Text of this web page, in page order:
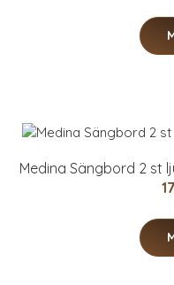
Medina Sängbord 2 st